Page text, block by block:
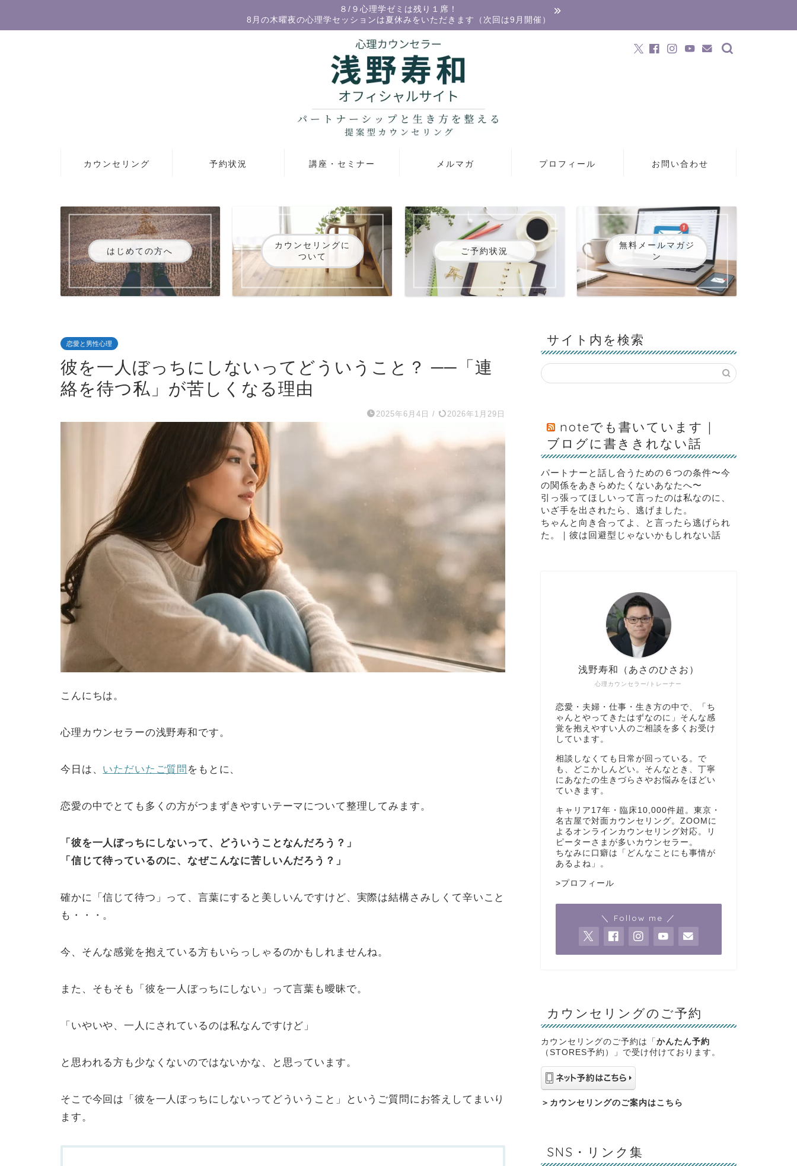
８/９心理学ゼミは残り１席！
8月の木曜夜の心理学セッションは夏休みをいただきます（次回は9月開催）
カウンセリング 予約状況 講座・セミナー メルマガ プロフィール お問い合わせ
はじめての方へ
カウンセリングに
ついて
ご予約状況
無料メールマガジ
ン
恋愛と男性心理
彼を一人ぼっちにしないってどういうこと？ ──「連
絡を待つ私」が苦しくなる理由
2025年6月4日 / 2026年1月29日
こんにちは。
心理カウンセラーの浅野寿和です。
今日は、 いただいたご質問 をもとに、
恋愛の中でとても多くの方がつまずきやすいテーマについて整理してみます。
「彼を一人ぼっちにしないって、どういうことなんだろう？」
「信じて待っているのに、なぜこんなに苦しいんだろう？」
確かに「信じて待つ」って、言葉にすると美しいんですけど、実際は結構さみしくて辛いこと
も・・・。
今、そんな感覚を抱えている方もいらっしゃるのかもしれませんね。
また、そもそも「彼を一人ぼっちにしない」って言葉も曖昧で。
「いやいや、一人にされているのは私なんですけど」
と思われる方も少なくないのではないかな、と思っています。
そこで今回は「彼を一人ぼっちにしないってどういうこと」というご質問にお答えしてまいり
ます。
サイト内を検索
noteでも書いています｜
ブログに書ききれない話
パートナーと話し合うための６つの条件〜今
の関係をあきらめたくないあなたへ〜
引っ張ってほしいって言ったのは私なのに、
いざ手を出されたら、逃げました。
ちゃんと向き合ってよ、と言ったら逃げられ
た。｜彼は回避型じゃないかもしれない話
心理カウンセラー/トレーナー
浅野寿和（あさのひさお）
恋愛・夫婦・仕事・生き方の中で、「ち
ゃんとやってきたはずなのに」そんな感
覚を抱えやすい人のご相談を多くお受け
しています。
相談しなくても日常が回っている。で
も、どこかしんどい。そんなとき、丁寧
にあなたの生きづらさやお悩みをほどい
ていきます。
キャリア17年・臨床10,000件超。東京・
名古屋で対面カウンセリング。ZOOMに
よるオンラインカウンセリング対応。リ
ピーターさまが多いカウンセラー。
ちなみに口癖は「どんなことにも事情が
あるよね」。
>プロフィール
＼ Follow me ／
カウンセリングのご予約
カウンセリングのご予約は「 かんたん予約
（STORES予約）」で受け付けております。
＞ カウンセリングのご案内はこちら
SNS・リンク集